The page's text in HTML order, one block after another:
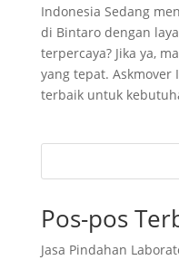
Indonesia Sedang
di Bintaro dengan
terpercaya? Jika ya,
yang tepat. Askmover
terbaik untuk
Pos-pos
Jasa Pindahan